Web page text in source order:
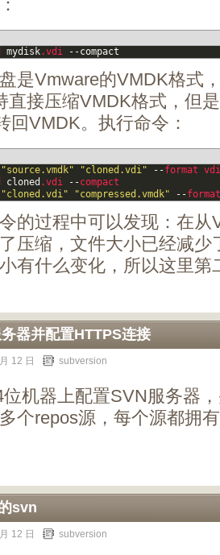
mydisk.vdi --compact
是Vmware的VMDK格式
直接压缩VMDK格式，但
回VMDK。执行命令：
"source.vmdk" "cloned.vdi" --format vdi
cloned .vdi --compact
"cloned.vdi" "compressed.vmdk" --
的过程中可以发现：在从
压缩，文件大小已经减少
有什么变化，所以这里第
器并配置HTTPS连接
12 日 subversion
机器上配置SVN服务器
个repos源，每个源都拥
svn
12 日 subversion